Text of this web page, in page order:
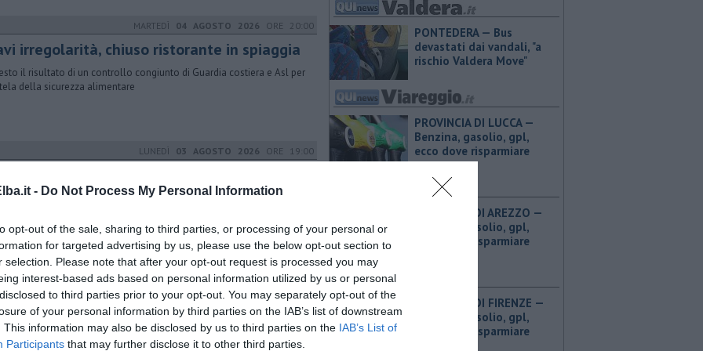
- Do Not Process My Personal Information
opt-out of the sale, sharing to third parties, or processing of your personal or
for targeted advertising by us, please use the below opt-out section to
selection. Please note that after your opt-out request is processed you may
interest-based ads based on personal information utilized by us or personal
to third parties prior to your opt-out. You may separately opt-out of the
of your personal information by third parties on the IAB’s list of downstream
This information may also be disclosed by us to third parties on the IAB’s List of
Participants that may further disclose it to other third parties.
MARTEDÌ 04 AGOSTO 2026 ORE 20:00
irregolarità, chiuso ristorante in spiaggia
il risultato di un controllo congiunto di Guardia costiera e Asl per
della sicurezza alimentare
LUNEDÌ 03 AGOSTO 2026 ORE 19:00
roulotte, motori, bombole di gas e scarti edili
DOMENICA02 AGOSTO 2026ORE 19:00
fatale, muore a 55 anni
sono intervenute ambulanza e automedica ma l'uomo
è deceduto
PONTEDERA — Bus
devastati dai vandali, "a
rischio Valdera Move"
PROVINCIA DI LUCCA — ​
Benzina, gasolio, gpl,
ecco dove risparmiare
PROVINCIA DI AREZZO — ​
Benzina, gasolio, gpl,
ecco dove risparmiare
PROVINCIA DI FIRENZE — ​
Benzina, gasolio, gpl,
ecco dove risparmiare